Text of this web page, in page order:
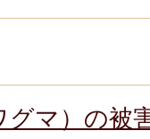
グマ）の被